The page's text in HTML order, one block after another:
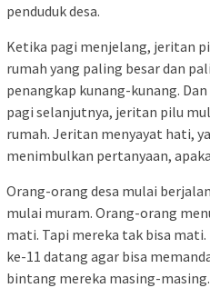
penduduk desa.
Ketika pagi menjelang, jeritan
rumah yang paling besar dan
penangkap kunang-kunang.
pagi selanjutnya, jeritan pilu
rumah. Jeritan menyayat hati,
menimbulkan pertanyaan,
Orang-orang desa mulai
mulai muram. Orang-orang
mati. Tapi mereka tak bisa
ke-11 datang agar bisa
bintang mereka masing-masing.